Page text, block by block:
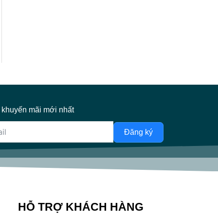
mãi mới nhất
Đăng ký
HỖ TRỢ KHÁCH HÀNG